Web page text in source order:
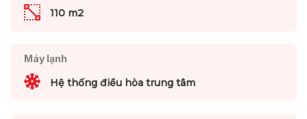
110 m2
Máy lạnh
Hệ thống điều hòa trung tâm